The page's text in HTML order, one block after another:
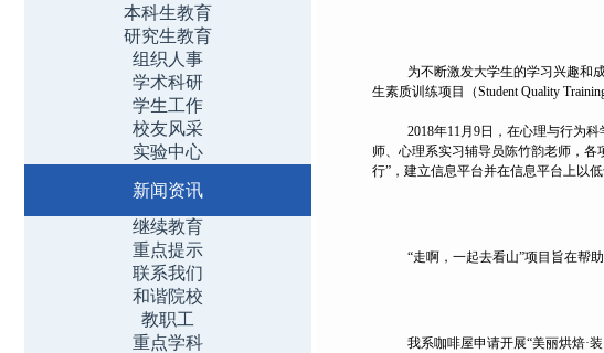
本科生教育
研究生教育
组织人事
学术科研
学生工作
校友风采
实验中心
新闻资讯
继续教育
重点提示
联系我们
和谐院校
教职工
重点学科
为不断激发大学生的学习兴趣和
生素质训练项目（Student Quality
2018年11月9日，在心理与行为
师、心理系实习辅导员陈竹韵老师，
行”，建立信息平台并在信息平台上以
“走啊，一起去看山”项目旨在帮
我系咖啡屋申请开展“美丽烘焙·